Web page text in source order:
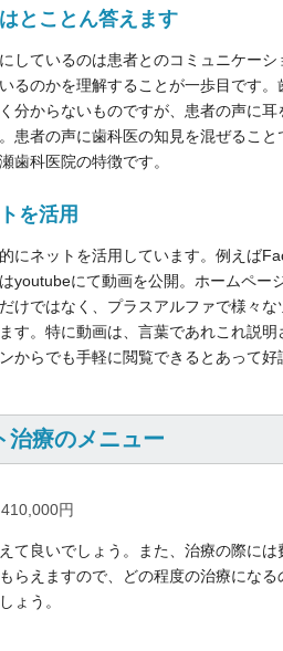
とことん答えます
しているのは患者とのコミュニケー
るのかを理解することが一歩目です
分からないものですが、患者の声に
患者の声に歯科医の知見を混ぜるこ
歯科医院の特徴です。
を活用
にネットを活用しています。例えば
youtubeにて動画を公開。ホームペー
けではなく、プラスアルファで様々
す。特に動画は、言葉であれこれ説
からでも手軽に閲覧できるとあって好
治療のメニュー
円
て良いでしょう。また、治療の際に
らえますので、どの程度の治療にな
ょう。